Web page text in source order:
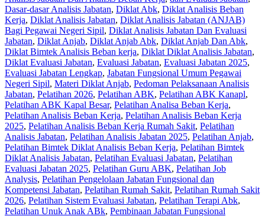
Dasar-dasar Analisis Jabatan, Diklat Abk, Diklat Analisis Beban
Kerja, Diklat Analisis Jabatan, Diklat Analisis Jabatan (ANJAB)
Bagi Pegawai Negeri Sipil, Diklat Analisis Jabatan Dan Evaluasi
Jabatan, Diklat Anjab, Diklat Anjab Abk, Diklat Anjab Dan Abk,
Diklat Bimtek Analisis Beban kerja, Diklat Diklat Analisis Jabatan,
Diklat Evaluasi Jabatan, Evaluasi Jabatan, Evaluasi Jabatan 2025,
Evaluasi Jabatan Lengkap, Jabatan Fungsional Umum Pegawai
Negeri Sipil, Materi Diklat Anjab, Pedoman Pelaksanaan Analisis
Jabatan, Pelatihan 2026, Pelatihan ABK, Pelatihan ABK Kanapl,
Pelatihan ABK Kapal Besar, Pelatihan Analisa Beban Kerja,
Pelatihan Analisis Beban Kerja, Pelatihan Analisis Beban Kerja
2025, Pelatihan Analisis Beban Kerja Rumah Sakit, Pelatihan
Analisis Jabatan, Pelatihan Analisis Jabatan 2025, Pelatihan Anjab,
Pelatihan Bimtek Diklat Analisis Beban Kerja, Pelatihan Bimtek
Diklat Analisis Jabatan, Pelatihan Evaluasi Jabatan, Pelatihan
Evaluasi Jabatan 2025, Pelatihan Guru ABK, Pelatihan Job
Analysis, Pelatihan Pengelolaan Jabatan Fungsional dan
Kompetensi Jabatan, Pelatihan Rumah Sakit, Pelatihan Rumah Sakit
2026, Pelatihan Sistem Evaluasi Jabatan, Pelatihan Terapi Abk,
Pelatihan Unuk Anak ABk, Pembinaan Jabatan Fungsional